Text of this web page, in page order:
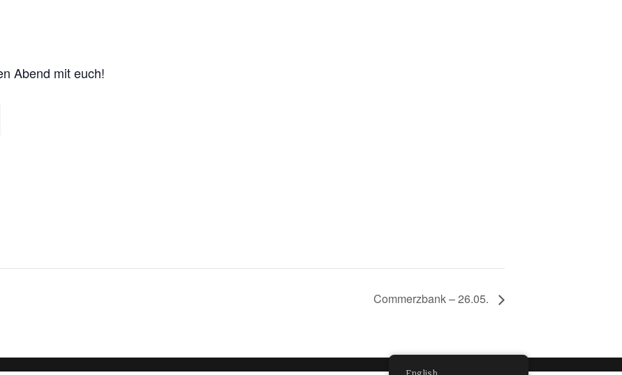
Abend mit euch!
Commerzbank – 26.05.